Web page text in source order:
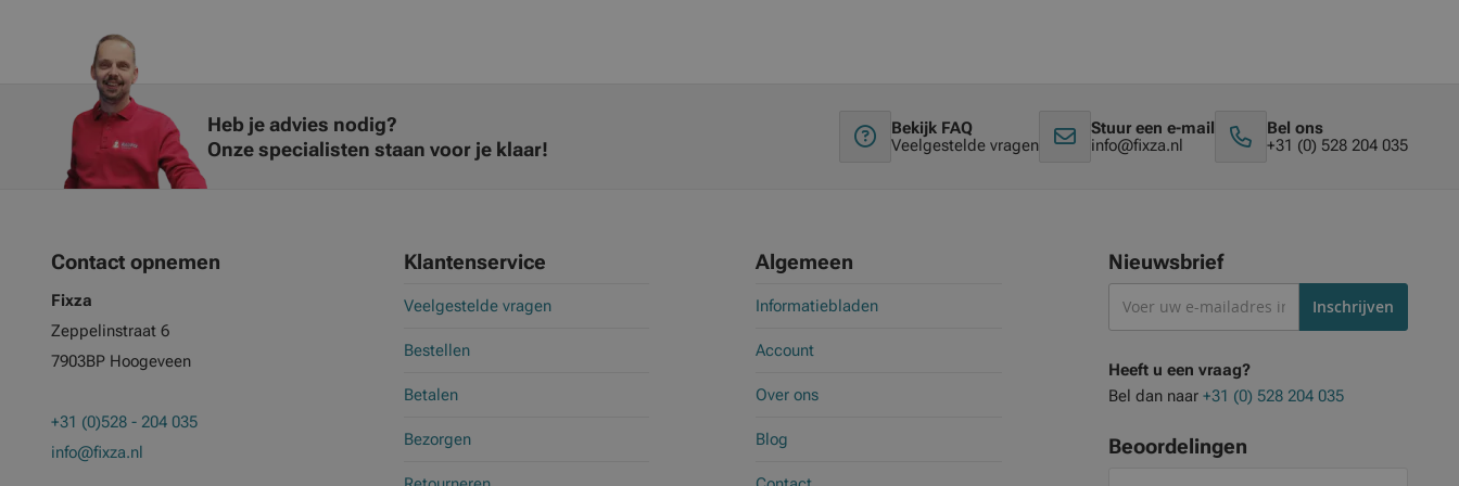
Heb je advies nodig?
Onze specialisten staan voor je klaar!
Bekijk FAQ
Veelgestelde vragen
Stuur een e-mail
info@fixza.nl
Bel ons
+31 (0) 528 204 035
Contact opnemen
Fixza
Zeppelinstraat 6
7903BP Hoogeveen
+31 (0)528 - 204 035
info@fixza.nl
Klantenservice
Veelgestelde vragen
Bestellen
Betalen
Bezorgen
Algemeen
Informatiebladen
Account
Over ons
Blog
Nieuwsbrief
onze
nieuwsbrief
Inschrijven
Heeft u een vraag?
Bel dan naar +31 (0) 528 204 035
Beoordelingen